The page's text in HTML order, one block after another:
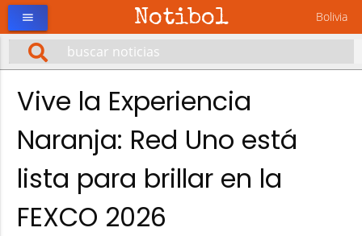
Notibol Bolivia
menu
Vive la Experiencia
Naranja: Red Uno está
lista para brillar en la
FEXCO 2026